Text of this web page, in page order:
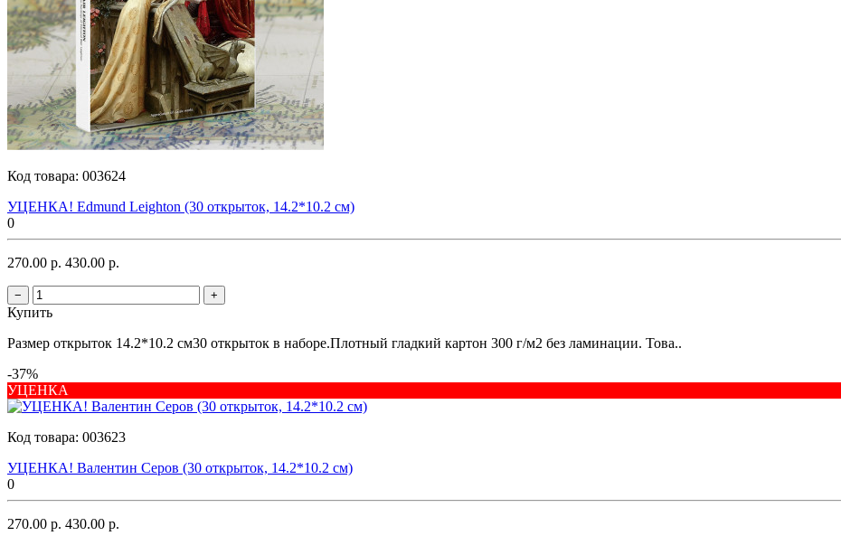
Код товара: 003624
УЦЕНКА! Edmund Leighton (30 открыток, 14.2*10.2 см)
0
270.00 р. 430.00 р.
− +
Купить
Размер открыток 14.2*10.2 см30 открыток в наборе.Плотный гладкий картон 300 г/м2 без ламинации. Това..
-37%
УЦЕНКА
Код товара: 003623
УЦЕНКА! Валентин Серов (30 открыток, 14.2*10.2 см)
0
270.00 р. 430.00 р.